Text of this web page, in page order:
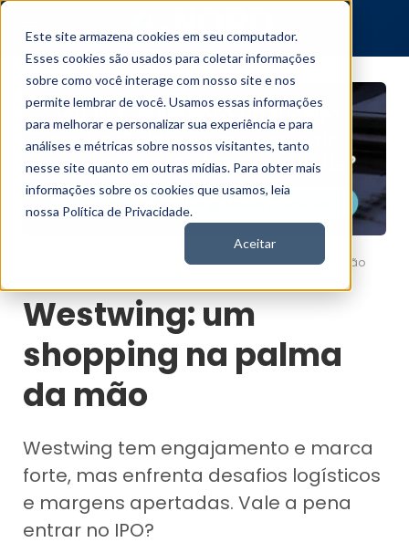
Este site armazena cookies em seu computador.
Esses cookies são usados para coletar informações
sobre como você interage com nosso site e nos
permite lembrar de você. Usamos essas informações
para melhorar e personalizar sua experiência e para
análises e métricas sobre nossos visitantes, tanto
nesse site quanto em outras mídias. Para obter mais
informações sobre os cookies que usamos, leia
nossa Política de Privacidade.
Aceitar
Westwing: um shopping na palma da mão
Westwing: um
shopping na palma
da mão
Westwing tem engajamento e marca
forte, mas enfrenta desafios logísticos
e margens apertadas. Vale a pena
entrar no IPO?